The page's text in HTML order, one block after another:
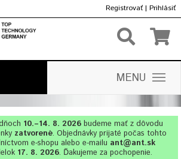
Registrovať | Prihlásiť
MENU
10.–14. 8. 2026budeme mať z dôvodu
zatvorené. Objednávky prijaté počas tohto
e-shopu alebo e-mailu ant@ant.sk
17. 8. 2026. Ďakujeme za pochopenie.